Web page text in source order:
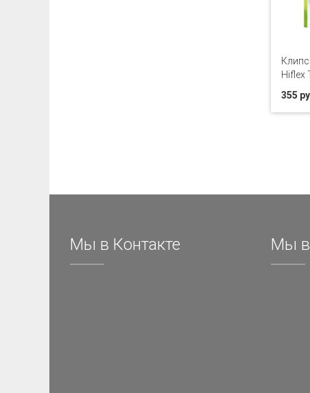
Hiflex
355
Мы в Контакте Мы в